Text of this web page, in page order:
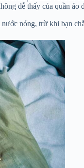
dễ thấy của quần áo
nóng, trừ khi bạn